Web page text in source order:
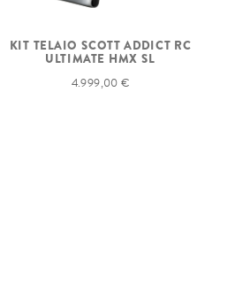
KIT TELAIO SCOTT ADDICT RC
ULTIMATE HMX SL
4.999,00 €